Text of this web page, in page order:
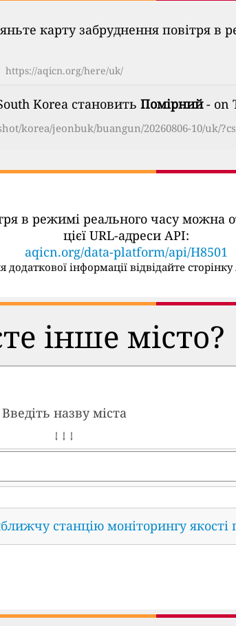
карту забруднення повітря в
https://aqicn.org/here/uk/
Korea становить Помірний- on
korea/jeonbuk/buangun/20260806-10/uk/?cs
в режимі реального часу
цієї URL-адреси API:
aqicn.org/data-platform/api/H8501
інформації відвідайте сторінку
інше місто?
Введіть назву міста
↓ ↓ ↓
станцію моніторингу якості